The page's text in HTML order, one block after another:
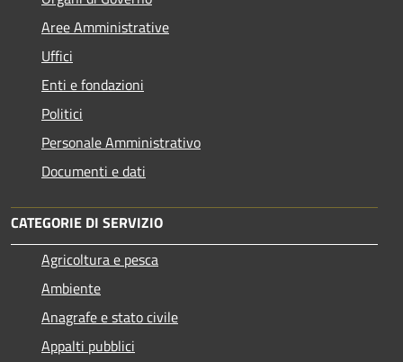
Aree Amministrative
Uffici
Enti e fondazioni
Politici
Personale Amministrativo
Documenti e dati
CATEGORIE DI SERVIZIO
Agricoltura e pesca
Ambiente
Anagrafe e stato civile
Appalti pubblici